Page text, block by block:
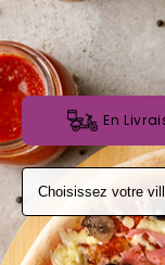
VOTRE COMPTE
NOTRE
VOS AVIS
MENTIONS
En